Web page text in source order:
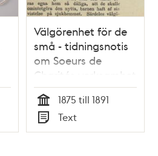
Välgörenhet för de
små - tidningsnotis
om Soeurs de
Charités verksamhet
Tid
1875 till 1891
Typ
Text